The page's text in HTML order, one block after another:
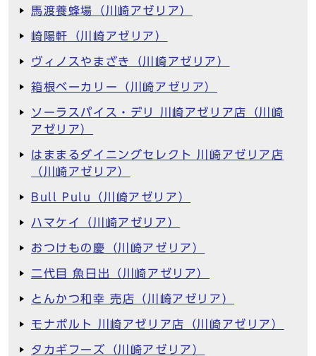
馬渡養蜂場（川崎アゼリア）
崎陽軒（川崎アゼリア）
ヴィノスやまざき（川崎アゼリア）
箱根ベーカリー（川崎アゼリア）
ソーラスパイス・デリ 川崎アゼリア店（川崎
アゼリア）
はままるダイニングセレクト 川崎アゼリア店
（川崎アゼリア）
Bull Pulu（川崎アゼリア）
ハマケイ（川崎アゼリア）
おつけもの慶（川崎アゼリア）
二代目 魚日出（川崎アゼリア）
とんかつ和幸 売店（川崎アゼリア）
モナポルト 川崎アゼリア店（川崎アゼリア）
タカギフーズ（川崎アゼリア）